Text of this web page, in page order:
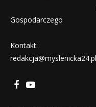
Gospodarczego
Kontakt:
redakcja@myslenicka24.pl